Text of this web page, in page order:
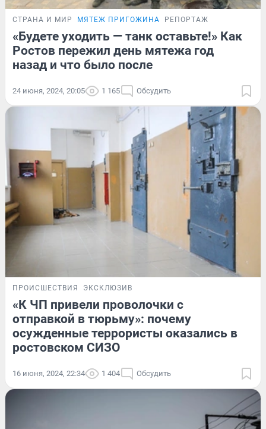
СТРАНА И МИР МЯТЕЖ ПРИГОЖИНА РЕПОРТАЖ
«Будете уходить — танк оставьте!» Как
Ростов пережил день мятежа год
назад и что было после
24 июня, 2024, 20:05 1 165 Обсудить
ПРОИСШЕСТВИЯ ЭКСКЛЮЗИВ
«К ЧП привели проволочки с
отправкой в тюрьму»: почему
осужденные террористы оказались в
ростовском СИЗО
16 июня, 2024, 22:34 1 404 Обсудить